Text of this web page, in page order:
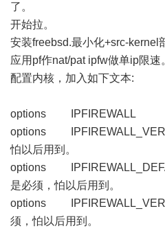
了。
开始拉。
安装freebsd.最小化+src-kernel
应用pf作nat/pat ipfw做单ip限速
配置内核，加入如下文本:
options IPFIREWALL
options
怕以后用到。
options
是必须，怕以后用到。
options
须，怕以后用到。